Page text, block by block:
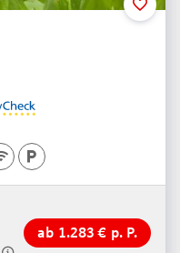
ab 1.283 € p. P.